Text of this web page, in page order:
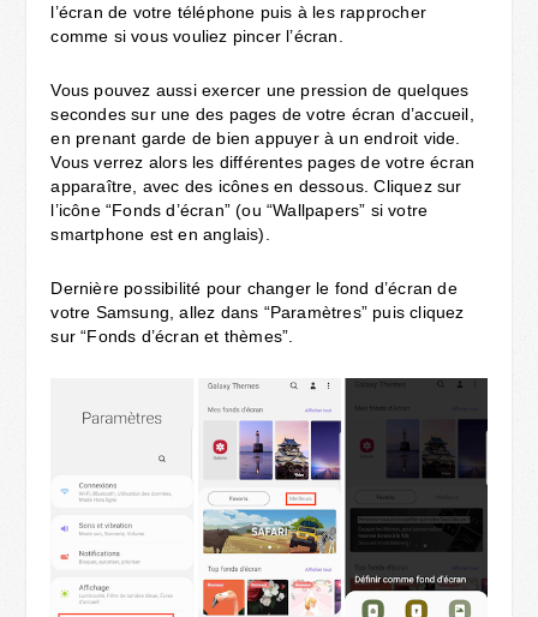
l’écran de votre téléphone puis à les rapprocher
comme si vous vouliez pincer l’écran.
Vous pouvez aussi exercer une pression de quelques
secondes sur une des pages de votre écran d’accueil,
en prenant garde de bien appuyer à un endroit vide.
Vous verrez alors les différentes pages de votre écran
apparaître, avec des icônes en dessous. Cliquez sur
l’icône “Fonds d’écran” (ou “Wallpapers” si votre
smartphone est en anglais).
Dernière possibilité pour changer le fond d’écran de
votre Samsung, allez dans “Paramètres” puis cliquez
sur “Fonds d’écran et thèmes”.